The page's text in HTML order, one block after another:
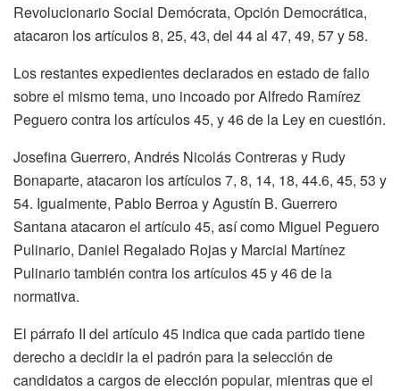
Revolucionario Social Demócrata, Opción Democrática,
atacaron los artículos 8, 25, 43, del 44 al 47, 49, 57 y 58.
Los restantes expedientes declarados en estado de fallo
sobre el mismo tema, uno incoado por Alfredo Ramírez
Peguero contra los artículos 45, y 46 de la Ley en cuestión.
Josefina Guerrero, Andrés Nicolás Contreras y Rudy
Bonaparte, atacaron los artículos 7, 8, 14, 18, 44.6, 45, 53 y
54. Igualmente, Pablo Berroa y Agustín B. Guerrero
Santana atacaron el artículo 45, así como Miguel Peguero
Pulinario, Daniel Regalado Rojas y Marcial Martínez
Pulinario también contra los artículos 45 y 46 de la
normativa.
El párrafo II del artículo 45 indica que cada partido tiene
derecho a decidir la el padrón para la selección de
candidatos a cargos de elección popular, mientras que el